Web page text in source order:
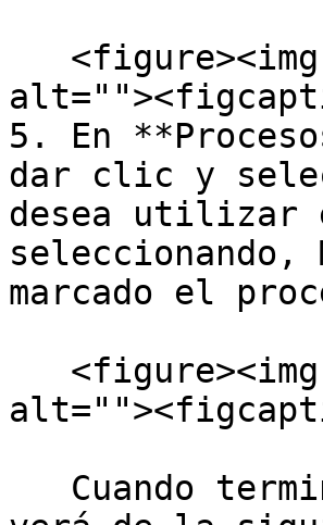
5. En
dar clic y
desea utilizar
marcado el